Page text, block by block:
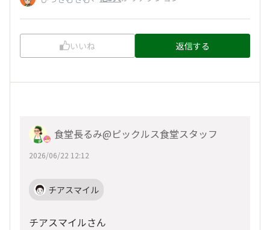
いいね 返信する
食堂長るみ@ピックルス食堂スタッフ
2026/06/22 12:12
チアスマイル
チアスマイルさん